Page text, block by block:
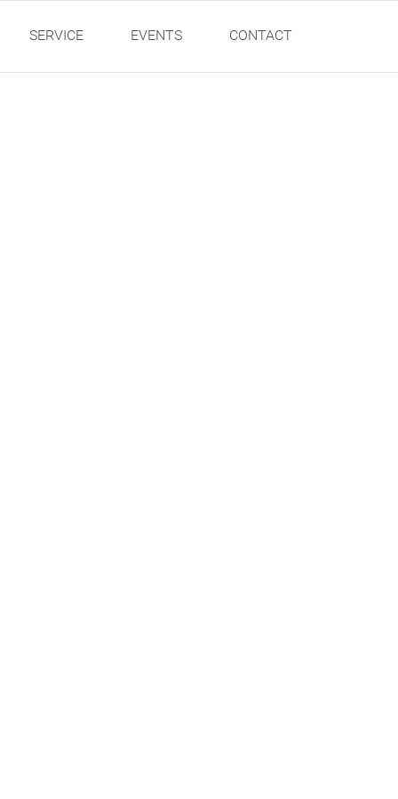
SERVICE EVENTS CONTACT